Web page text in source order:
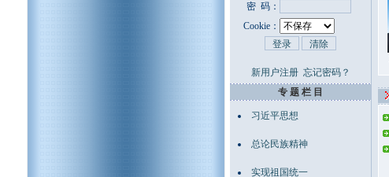
密 码：
Cookie：
新用户注册 忘记密码？
专 题 栏 目
习近平思想
总论民族精神
实现祖国统一